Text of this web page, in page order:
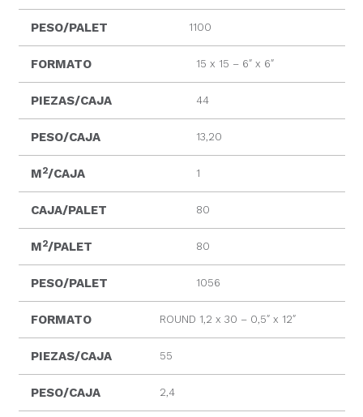
PESO/PALET 1100
FORMATO 15 x 15 – 6″ x 6″
PIEZAS/CAJA 44
PESO/CAJA 13,20
M2/CAJA 1
CAJA/PALET 80
M2/PALET 80
PESO/PALET 1056
FORMATO ROUND 1,2 x 30 – 0,5″ x 12″
PIEZAS/CAJA 55
PESO/CAJA 2,4